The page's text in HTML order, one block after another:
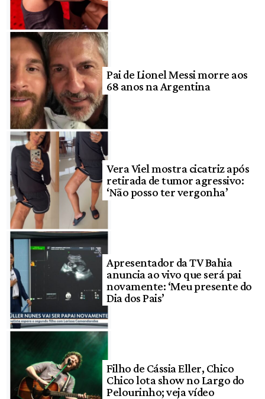
Pai de Lionel Messi morre aos
68 anos na Argentina
Vera Viel mostra cicatriz após
retirada de tumor agressivo:
‘Não posso ter vergonha’
Apresentador da TV Bahia
anuncia ao vivo que será pai
novamente: ‘Meu presente do
Dia dos Pais’
Filho de Cássia Eller, Chico
Chico lota show no Largo do
Pelourinho; veja vídeo